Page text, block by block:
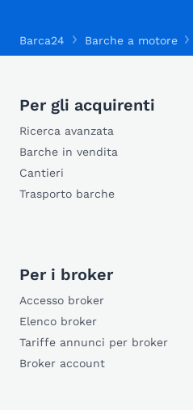
Barca24 Barche a motore
Per gli acquirenti
Ricerca avanzata
Barche in vendita
Cantieri
Trasporto barche
Per i broker
Accesso broker
Elenco broker
Tariffe annunci per broker
Broker account